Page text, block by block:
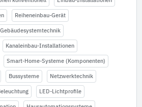
Reiheneinbau-Gerät
Gebäudesystemtechnik
Kanaleinbau-Installationen
Smart-Home-Systeme (Komponenten)
Bussysteme Netzwerktechnik
LED-Lichtprofile